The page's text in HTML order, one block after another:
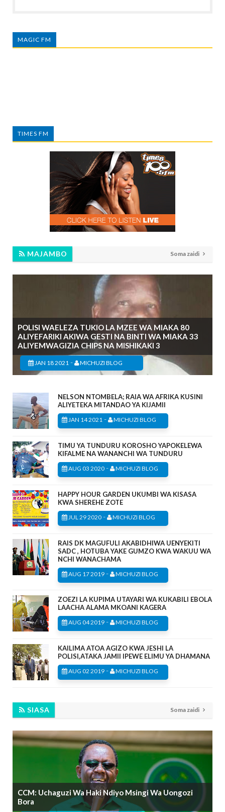
MAGIC FM
TIMES FM
MAJAMBO Soma zaidi
POLISI WAELEZA TUKIO LA MZEE WA MIAKA 80
ALIYEFARIKI AKIWA GESTI NA BINTI WA MIAKA 33
ALIYEMWAGIZIA CHIPS NA MISHIKAKI 3
JAN 18 2021 - MICHUZI BLOG
NELSON NTOMBELA; RAIA WA AFRIKA KUSINI
ALIYETEKA MITANDAO YA KIJAMII
JAN 14 2021 - MICHUZI BLOG
TIMU YA TUNDURU KOROSHO YAPOKELEWA
KIFALME NA WANANCHI WA TUNDURU
AUG 03 2020 - MICHUZI BLOG
HAPPY HOUR GARDEN UKUMBI WA KISASA
KWA SHEREHE ZOTE
JUL 29 2020 - MICHUZI BLOG
RAIS DK MAGUFULI AKABIDHIWA UENYEKITI
SADC , HOTUBA YAKE GUMZO KWA WAKUU WA
NCHI WANACHAMA
AUG 17 2019 - MICHUZI BLOG
ZOEZI LA KUPIMA UTAYARI WA KUKABILI EBOLA
LAACHA ALAMA MKOANI KAGERA
AUG 04 2019 - MICHUZI BLOG
KAILIMA ATOA AGIZO KWA JESHI LA
POLISI,ATAKA JAMII IPEWE ELIMU YA DHAMANA
AUG 02 2019 - MICHUZI BLOG
SIASA Soma zaidi
CCM: Uchaguzi Wa Haki Ndiyo Msingi Wa Uongozi
Bora